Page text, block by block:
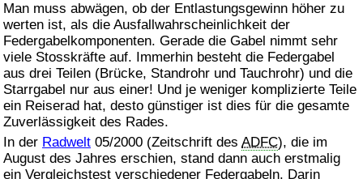
Man muss abwägen, ob der Entlastungsgewinn höher zu
werten ist, als die Ausfallwahrscheinlichkeit der
Federgabelkomponenten. Gerade die Gabel nimmt sehr
viele Stosskräfte auf. Immerhin besteht die Federgabel
aus drei Teilen (Brücke, Standrohr und Tauchrohr) und die
Starrgabel nur aus einer! Und je weniger komplizierte Teile
ein Reiserad hat, desto günstiger ist dies für die gesamte
Zuverlässigkeit des Rades.
In der Radwelt 05/2000 (Zeitschrift des ADFC), die im
August des Jahres erschien, stand dann auch erstmalig
ein Vergleichstest verschiedener Federgabeln. Darin